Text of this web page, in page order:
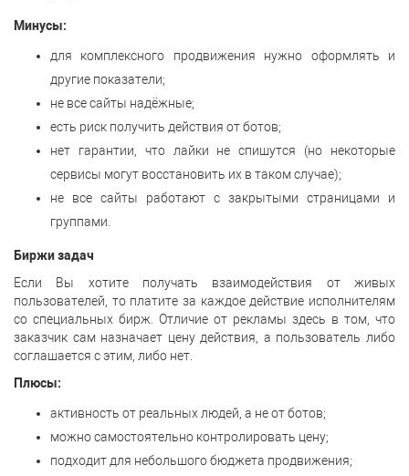
Минусы:
для комплексного продвижения нужно оформлять и
другие показатели;
не все сайты надёжные;
есть риск получить действия от ботов;
нет гарантии, что лайки не спишутся (но некоторые
сервисы могут восстановить их в таком случае);
не все сайты работают с закрытыми страницами и
группами.
Биржи задач
Если Вы хотите получать взаимодействия от живых
пользователей, то платите за каждое действие исполнителям
со специальных бирж. Отличие от рекламы здесь в том, что
заказчик сам назначает цену действия, а пользователь либо
соглашается с этим, либо нет.
Плюсы:
активность от реальных людей, а не от ботов;
можно самостоятельно контролировать цену;
подходит для небольшого бюджета продвижения;